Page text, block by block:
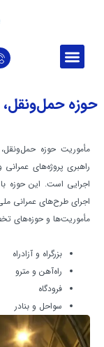
حوزه
مأموریت حوزه
راهبری پروژه‌های
اجرایی است. این حوزه با
اجرای طرح‌های عمرانی
مأموریت‌ها و حوزه‌های
بزرگراه و آزادراه
راه‌آهن و مترو
فرودگاه
سواحل و بنادر